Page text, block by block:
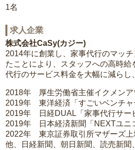
1名
求人企業
株式会社CaSy(カジー)
2014年に創業し、家事代行のマッ
たことにより、スタッフへの高時給
代行のサービス料金を大幅に減らし
2018年 厚生労働省主催イクメンア
2019年 東洋経済「すごいベンチャ
2019年 日経DUAL「家事代行サー
2019年 日本経済新聞「NEXTユニ
2022年 東京証券取引所マザーズ上
他、日経新聞、朝日新聞、読売新聞